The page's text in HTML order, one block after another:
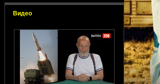
Видео